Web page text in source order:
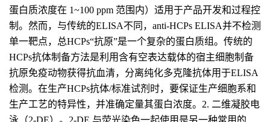
蛋白质浓度在 1~100 ppm 范围内）适用于产品开发和过程控
制。然而，与传统的ELISA不同，anti-HCPs ELISA并不检测
单一靶点，总HCPs“抗原”是一个复杂的蛋白质组。传统的
HCPs抗体制备方法是利用含有空表达载体的宿主细胞制备
抗原免疫动物获得抗血清，分离纯化多克隆抗体用于ELISA
检测。在生产HCPs抗体/标准试剂时，要保证生产细胞系和
生产工艺的特异性，并准确定量其蛋白浓度。2. 二维凝胶电
泳（2-DE）。2-DE 与荧光染色一起使用是另一种常用的